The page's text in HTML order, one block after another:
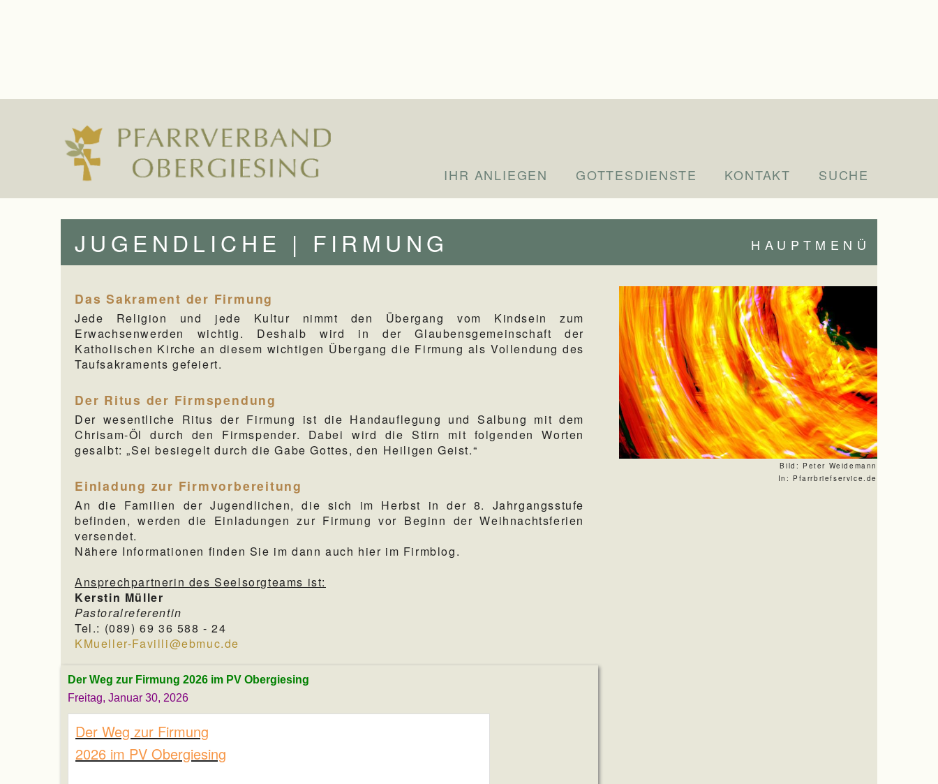
IHR ANLIEGEN GOTTESDIENSTE KONTAKT SUCHE
JUGENDLICHE | FIRMUNG HAUPTMENÜ
Das Sakrament der Firmung
Jede Religion und jede Kultur nimmt den Übergang vom Kindsein zum
Erwachsenwerden wichtig. Deshalb wird in der Glaubensgemeinschaft der
Katholischen Kirche an diesem wichtigen Übergang die Firmung als Vollendung des
Taufsakraments gefeiert.
Der Ritus der Firmspendung
Der wesentliche Ritus der Firmung ist die Handauflegung und Salbung mit dem
Chrisam-Öl durch den Firmspender. Dabei wird die Stirn mit folgenden Worten
gesalbt: „Sei besiegelt durch die Gabe Gottes, den Heiligen Geist.“
Einladung zur Firmvorbereitung
An die Familien der Jugendlichen, die sich im Herbst in der 8. Jahrgangsstufe
befinden, werden die Einladungen zur Firmung vor Beginn der Weihnachtsferien
versendet.
Nähere Informationen finden Sie im dann auch hier im Firmblog.
Ansprechpartnerin des Seelsorgteams ist:
Kerstin Müller
Pastoralreferentin
Tel.: (089) 69 36 588 - 24
KMueller-Favilli@ebmuc.de
Der Weg zur Firmung 2026 im PV Obergiesing
Freitag, Januar 30, 2026
Der Weg zur Firmung
2026 im PV Obergiesing
Bild: Peter Weidemann
In: Pfarrbriefservice.de